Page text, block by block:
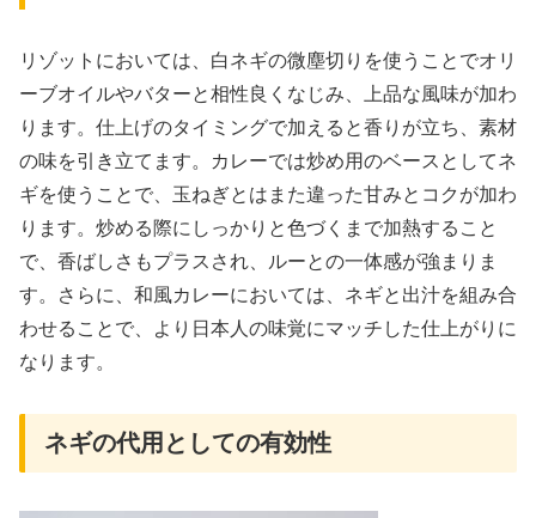
リゾットにおいては、白ネギの微塵切りを使うことでオリ
ーブオイルやバターと相性良くなじみ、上品な風味が加わ
ります。仕上げのタイミングで加えると香りが立ち、素材
の味を引き立てます。カレーでは炒め用のベースとしてネ
ギを使うことで、玉ねぎとはまた違った甘みとコクが加わ
ります。炒める際にしっかりと色づくまで加熱すること
で、香ばしさもプラスされ、ルーとの一体感が強まりま
す。さらに、和風カレーにおいては、ネギと出汁を組み合
わせることで、より日本人の味覚にマッチした仕上がりに
なります。
ネギの代用としての有効性